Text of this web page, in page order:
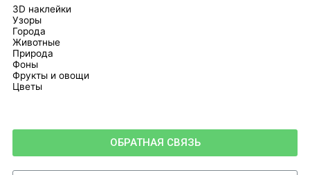
3D наклейки
Узоры
Города
Животные
Природа
Фоны
Фрукты и овощи
Цветы
ОБРАТНАЯ СВЯЗЬ